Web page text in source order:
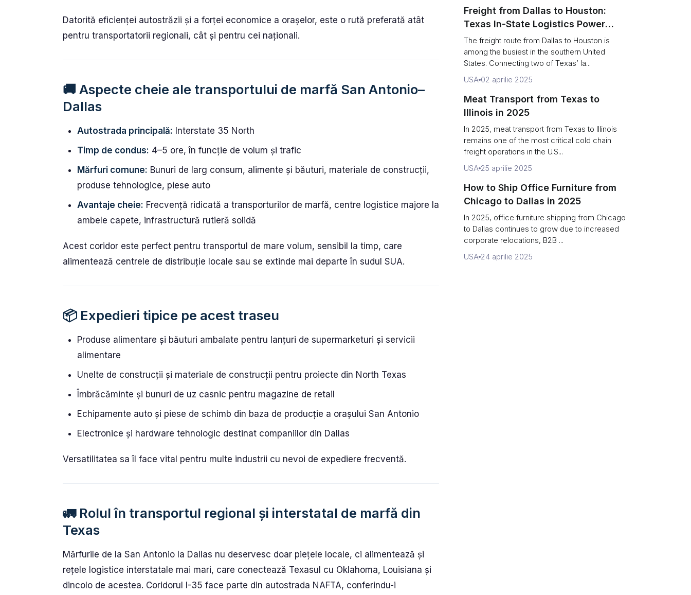
Datorită eficienței autostrăzii și a forței economice a orașelor, este o rută preferată atât
pentru transportatorii regionali, cât și pentru cei naționali.
🚚 Aspecte cheie ale transportului de marfă San Antonio–
Dallas
Autostrada principală: Interstate 35 North
Timp de condus: 4–5 ore, în funcție de volum și trafic
Mărfuri comune: Bunuri de larg consum, alimente și băuturi, materiale de construcții,
produse tehnologice, piese auto
Avantaje cheie: Frecvență ridicată a transporturilor de marfă, centre logistice majore la
ambele capete, infrastructură rutieră solidă
Acest coridor este perfect pentru transportul de mare volum, sensibil la timp, care
alimentează centrele de distribuție locale sau se extinde mai departe în sudul SUA.
📦 Expedieri tipice pe acest traseu
Produse alimentare și băuturi ambalate pentru lanțuri de supermarketuri și servicii
alimentare
Unelte de construcții și materiale de construcții pentru proiecte din North Texas
Îmbrăcăminte și bunuri de uz casnic pentru magazine de retail
Echipamente auto și piese de schimb din baza de producție a orașului San Antonio
Electronice și hardware tehnologic destinat companiilor din Dallas
Versatilitatea sa îl face vital pentru multe industrii cu nevoi de expediere frecventă.
🚛 Rolul în transportul regional și interstatal de marfă din
Texas
Mărfurile de la San Antonio la Dallas nu deservesc doar piețele locale, ci alimentează și
rețele logistice interstatale mai mari, care conectează Texasul cu Oklahoma, Louisiana și
dincolo de acestea. Coridorul I-35 face parte din autostrada NAFTA, conferindu-i
Freight from Dallas to Houston:
Texas In-State Logistics Power
Route
The freight route from Dallas to Houston is
among the busiest in the southern United
States. Connecting two of Texas’ la...
USA 02 aprilie 2025
Meat Transport from Texas to
Illinois in 2025
In 2025, meat transport from Texas to Illinois
remains one of the most critical cold chain
freight operations in the U.S...
USA 25 aprilie 2025
How to Ship Office Furniture from
Chicago to Dallas in 2025
In 2025, office furniture shipping from Chicago
to Dallas continues to grow due to increased
corporate relocations, B2B ...
USA 24 aprilie 2025